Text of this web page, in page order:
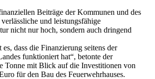
Beiträge der Kommunen und des
und leistungsfähige
nicht nur hoch, sondern auch dringend
dass die Finanzierung seitens der
funktioniert hat“, betonte der
Tonne mit Blick auf die Investitionen von
für den Bau des Feuerwehrhauses.